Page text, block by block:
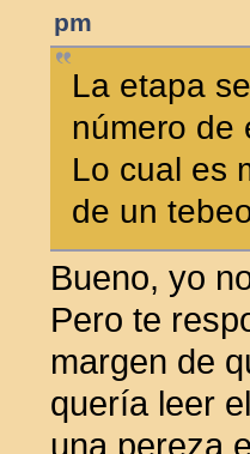
pm
La etapa
número de
Lo cual es
de un
Bueno, yo
Pero te
margen de
quería leer
una pereza